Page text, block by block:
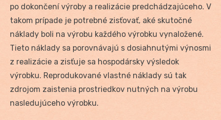
po dokončení výroby a realizácie predchádzajúceho. V
takom prípade je potrebné zisťovať, aké skutočné
náklady boli na výrobu každého výrobku vynaložené.
Tieto náklady sa porovnávajú s dosiahnutými výnosmi
z realizácie a zisťuje sa hospodársky výsledok
výrobku. Reprodukované vlastné náklady sú tak
zdrojom zaistenia prostriedkov nutných na výrobu
nasledujúceho výrobku.